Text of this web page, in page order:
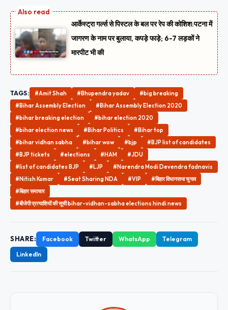
आर्केस्ट्रा गर्ल्स से पिस्टल के बल पर रेप की कोशिश:पटना में
जागरण के नाम पर बुलाया, कपड़े फाड़े; 6-7 लड़कों ने
मारपीट भी की
TAGS: #Amit Shah #Bhupendra yadav
#big breaking
#Bihar Assembly Election
#Bihar Assembly Election 2020
#bihar breaking election
#bihar election 2020
#bihar election news
#Bihar Politics
#Bihar top
#bihar vidhan sabha
#bihar wow #bjp
#BJP list of candidates
#BJP tickets
#elections #HAM
#JDU
#list of candidates BJP
#LJP
#Narendra Modi Devendra fadnavis
#Nitish Kumar
#Seat Sharing NDA #VIP
#बिहार विधानसभा चुनाव
#बिहार समाचार
#बीजेपी प्रत्‍याशियों की सूची bihar-vidhan-sabha elections hindi news
SHARE: Facebook Twitter WhatsApp
Telegram
LinkedIn